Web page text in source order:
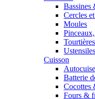
Bassines
Cercles
Moules
Cuisson
Batterie
Cocottes
Fours &